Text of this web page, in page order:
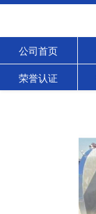
公司首页
荣誉认证